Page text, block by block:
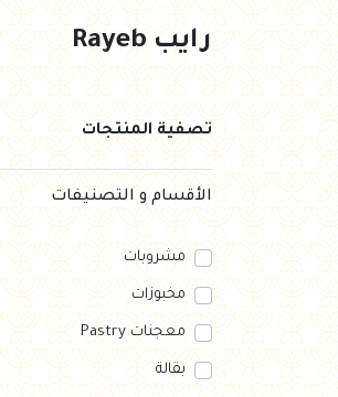
رايب Rayeb
تصفية المنتجات
الأقسام و التصنيفات
مشروبات
مخبوزات
معجنات Pastry
بقالة